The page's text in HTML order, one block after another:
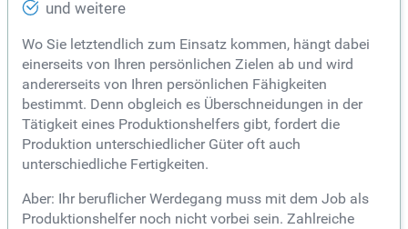
und weitere
Wo Sie letztendlich zum Einsatz kommen, hängt dabei
einerseits von Ihren persönlichen Zielen ab und wird
andererseits von Ihren persönlichen Fähigkeiten
bestimmt. Denn obgleich es Überschneidungen in der
Tätigkeit eines Produktionshelfers gibt, fordert die
Produktion unterschiedlicher Güter oft auch
unterschiedliche Fertigkeiten.
Aber: Ihr beruflicher Werdegang muss mit dem Job als
Produktionshelfer noch nicht vorbei sein. Zahlreiche